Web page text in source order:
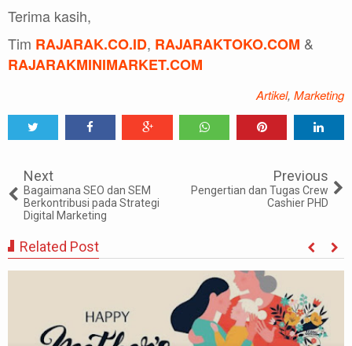
Terima kasih,
Tim RAJARAK.CO.ID, RAJARAKTOKO.COM &
RAJARAKMINIMARKET.COM
Artikel, Marketing
Next
Bagaimana SEO dan SEM
Berkontribusi pada Strategi
Digital Marketing
Previous
Pengertian dan Tugas Crew
Cashier PHD
Related Post